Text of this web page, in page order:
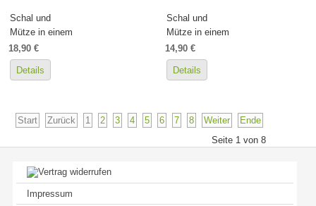
Schal und
Mütze in einem
18,90 €
Details
Schal und
Mütze in einem
14,90 €
Details
Start Zurück 1 2 3 4 5 6 7 8 Weiter
Ende
Seite 1 von 8
Impressum